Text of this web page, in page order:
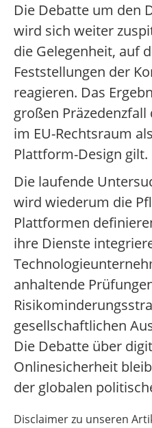
Die Debatte um den
wird sich weiter
die Gelegenheit, auf
Feststellungen der
reagieren. Das
großen
im EU-Rechtsraum
Plattform-Design gilt.
Die laufende
wird wiederum die
Plattformen
ihre Dienste
anhaltende
gesellschaftlichen
Die Debatte über
Onlinesicherheit
der globalen
Disclaimer zu unseren